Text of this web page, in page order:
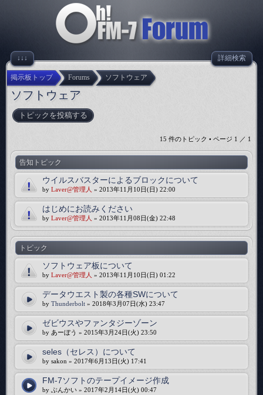
↓↓↓ 詳細検索
掲示板トップ Forums ソフトウェア
ソフトウェア
トピックを投稿する
15 件のトピック • ページ 1 ／ 1
告知トピック
ウイルスバスターによるブロックについて
by Laver@管理人 » 2013年11月10日(日) 22:00
はじめにお読みください
by Laver@管理人 » 2013年11月08日(金) 22:48
トピック
ソフトウェア板について
by Laver@管理人 » 2013年11月10日(日) 01:22
データウエスト製の各種SWについて
by Thunderbolt » 2018年3月07日(水) 23:47
ゼビウスやファンタジーゾーン
by あーぼう » 2015年3月24日(火) 23:50
seles（セレス）について
by sakon » 2017年6月13日(火) 17:41
FM-7ソフトのテープイメージ作成
by ぶんかい » 2017年2月14日(火) 00:47